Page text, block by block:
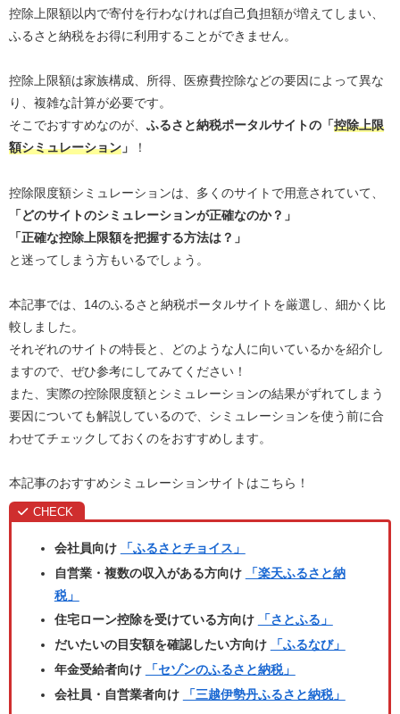
控除上限額以内で寄付を行わなければ自己負担額が増えてしまい、
ふるさと納税をお得に利用することができません。
控除上限額は家族構成、所得、医療費控除などの要因によって異な
り、複雑な計算が必要です。
そこでおすすめなのが、 ふるさと納税ポータルサイトの「控除上限
額シミュレーション 」 ！
控除限度額シミュレーションは、多くのサイトで用意されていて、
「どのサイトのシミュレーションが正確なのか？」
「正確な控除上限額を把握する方法は？」
と迷ってしまう方もいるでしょう。
本記事では、14のふるさと納税ポータルサイトを厳選し、細かく比
較しました。
それぞれのサイトの特長と、どのような人に向いているかを紹介し
ますので、ぜひ参考にしてみてください！
また、実際の控除限度額とシミュレーションの結果がずれてしまう
要因についても解説しているので、シミュレーションを使う前に合
わせてチェックしておくのをおすすめします。
本記事のおすすめシミュレーションサイトはこちら！
会社員向け
「ふるさとチョイス」
自営業・複数の収入がある方向け
「楽天ふるさと納
税」
住宅ローン控除を受けている方向け
「さとふる」
だいたいの目安額を確認したい方向け
「ふるなび」
年金受給者向け
「セゾンのふるさと納税」
会社員・自営業者向け
「三越伊勢丹ふるさと納税」